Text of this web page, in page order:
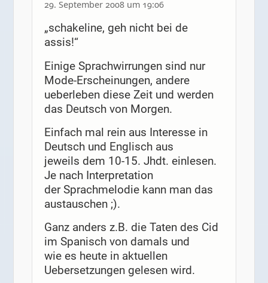
29. September 2008 um 19:06
„schakeline, geh nicht bei de
assis!“
Einige Sprachwirrungen sind nur
Mode-Erscheinungen, andere
ueberleben diese Zeit und werden
das Deutsch von Morgen.
Einfach mal rein aus Interesse in
Deutsch und Englisch aus
jeweils dem 10-15. Jhdt. einlesen.
Je nach Interpretation
der Sprachmelodie kann man das
austauschen ;).
Ganz anders z.B. die Taten des Cid
im Spanisch von damals und
wie es heute in aktuellen
Uebersetzungen gelesen wird.